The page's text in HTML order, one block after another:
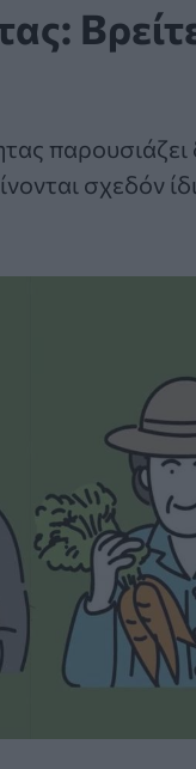
παρουσιάζει
σχεδόν